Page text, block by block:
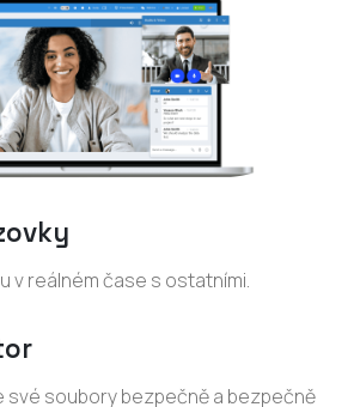
v reálném čase s ostatními.
své soubory bezpečně a bezpečně